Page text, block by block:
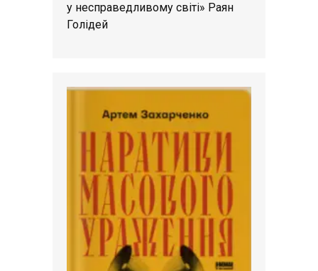
у несправедливому світі» Раян
Голідей